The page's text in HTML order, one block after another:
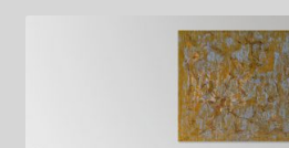
Obrazy abstrakcyjne